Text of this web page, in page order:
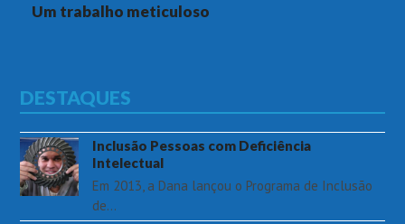
Um trabalho meticuloso
DESTAQUES
Inclusão Pessoas com Deficiência
Intelectual
Em 2013, a Dana lançou o Programa de Inclusão
de…